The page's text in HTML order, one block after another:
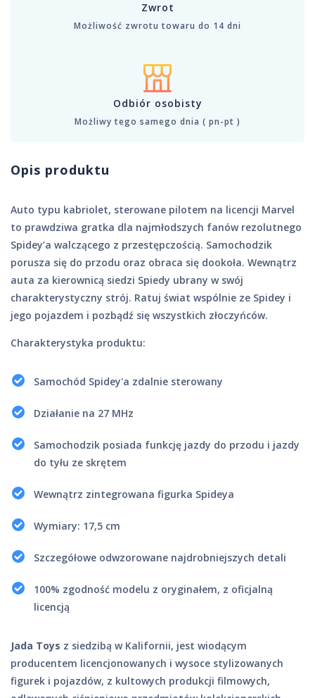
Zwrot
Możliwość zwrotu towaru do 14 dni
Odbiór osobisty
Możliwy tego samego dnia ( pn-pt )
Opis produktu
Auto typu kabriolet, sterowane pilotem na licencji Marvel
to prawdziwa gratka dla najmłodszych fanów rezolutnego
Spidey’a walczącego z przestępczością. Samochodzik
porusza się do przodu oraz obraca się dookoła. Wewnątrz
auta za kierownicą siedzi Spiedy ubrany w swój
charakterystyczny strój. Ratuj świat wspólnie ze Spidey i
jego pojazdem i pozbądź się wszystkich złoczyńców.
Charakterystyka produktu:
Samochód Spidey'a zdalnie sterowany
Działanie na 27 MHz
Samochodzik posiada funkcję jazdy do przodu i jazdy
do tyłu ze skrętem
Wewnątrz zintegrowana figurka Spideya
Wymiary: 17,5 cm
Szczegółowe odwzorowane najdrobniejszych detali
100% zgodność modelu z oryginałem, z oficjalną
licencją
Jada Toys z siedzibą w Kalifornii, jest wiodącym
producentem licencjonowanych i wysoce stylizowanych
figurek i pojazdów, z kultowych produkcji filmowych,